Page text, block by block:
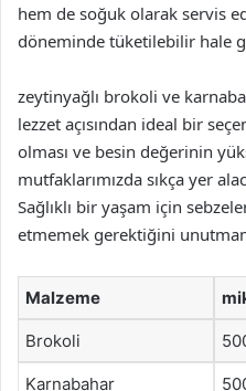
hem de soğuk olarak servis
döneminde tüketilebilir hale
zeytinyağlı brokoli ve
lezzet açısından ideal bir
olması ve besin değerinin
mutfaklarımızda sıkça yer
Sağlıklı bir yaşam için
etmemek gerektiğini
Malzeme
Brokoli
Karnabahar